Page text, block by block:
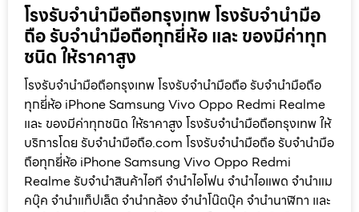
โรงรับจำนำมือถือกรุงเทพ โรงรับจำนำมือ
ถือ รับจำนำมือถือทุกยี่ห้อ และ ของมีค่าทุก
ชนิด ให้ราคาสูง
โรงรับจำนำมือถือกรุงเทพ โรงรับจำนำมือถือ รับจำนำมือถือ
ทุกยี่ห้อ iPhone Samsung Vivo Oppo Redmi Realme
และ ของมีค่าทุกชนิด ให้ราคาสูง โรงรับจำนำมือถือกรุงเทพ ให้
บริการโดย รับจํานํามือถือ.com โรงรับจำนำมือถือ รับจำนำมือ
ถือทุกยี่ห้อ iPhone Samsung Vivo Oppo Redmi
Realme รับจำนำสินค้าไอที จำนำไอโฟน จำนำไอแพด จำนำแม
คบุ๊ค จำนำแท็ปเล็ต จำนำกล้อง จำนำโน๊ตบุ๊ค จำนำนาฬิกา และ